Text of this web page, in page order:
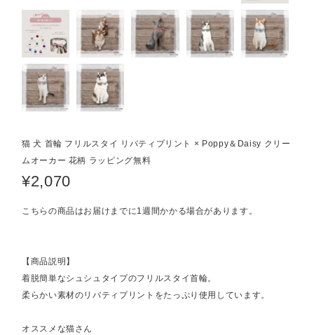
猫 犬 首輪 フリルスタイ リバティプリント × Poppy＆Daisy クリー
ムオーカー 花柄 ラッピング無料
¥2,070
こちらの商品はお届けまでに1週間かかる場合があります。
【商品説明】
着脱簡単なシュシュタイプのフリルスタイ首輪。
柔らかい素材のリバティプリントをたっぷり使用しています。
オススメな猫さん